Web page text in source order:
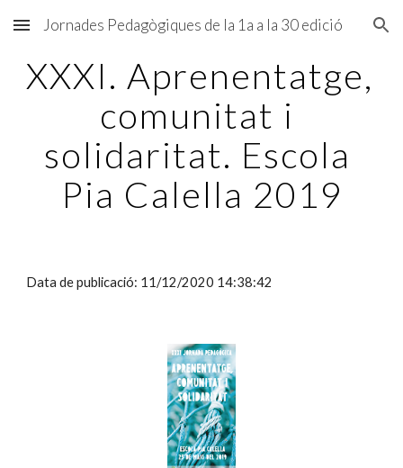
Skip to main content Skip to navigation
Jornades Pedagògiques de la 1a a la 30 edició
XXXI. Aprenentatge,
comunitat i
solidaritat. Escola
Pia Calella 2019
Data de publicació: 11/12/2020 14:38:42